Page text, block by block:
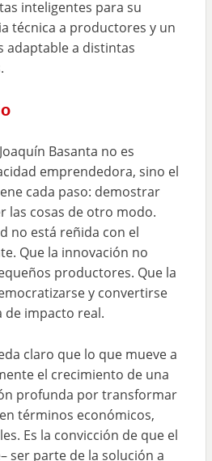
inteligentes para su
técnica a productores y un
adaptable a distintas
Basanta no es
emprendedora, sino el
cada paso: demostrar
las cosas de otro modo.
no está reñida con el
Que la innovación no
productores. Que la
y convertirse
impacto real.
claro que lo que mueve a
el crecimiento de una
profunda por transformar
términos económicos,
Es la convicción de que el
ser parte de la solución a